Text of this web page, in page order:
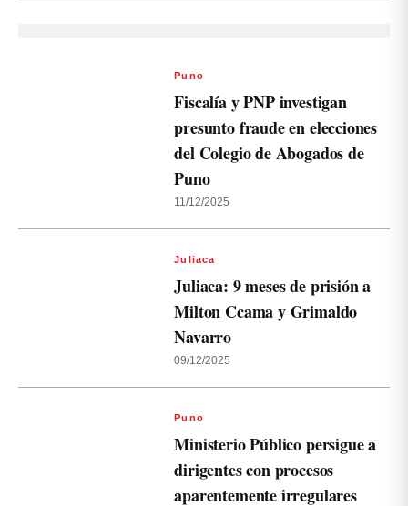
Puno
Fiscalía y PNP investigan
presunto fraude en elecciones
del Colegio de Abogados de
Puno
11/12/2025
Juliaca
Juliaca: 9 meses de prisión a
Milton Ccama y Grimaldo
Navarro
09/12/2025
Puno
Ministerio Público persigue a
dirigentes con procesos
aparentemente irregulares